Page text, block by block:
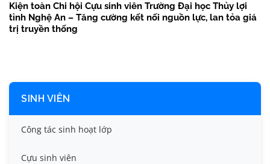
Kiện toàn Chi hội Cựu sinh viên Trường Đại học Thủy lợi
tỉnh Nghệ An – Tăng cường kết nối nguồn lực, lan tỏa giá
trị truyền thống
SINH VIÊN
Công tác sinh hoạt lớp
Cựu sinh viên